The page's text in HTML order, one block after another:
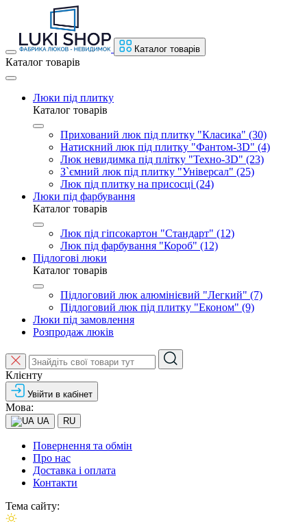
Каталог товарів
Каталог товарів
Люки під плитку
Каталог товарів
Прихований люк під плитку "Класика" (30)
Натискний люк під плитку "Фантом-3D" (4)
Люк невидимка під плітку "Техно-3D" (23)
З`ємний люк під плитку "Універсал" (25)
Люк під плитку на присосці (24)
Люки під фарбування
Каталог товарів
Люк під гіпсокартон "Стандарт" (12)
Люк під фарбування "Короб" (12)
Підлогові люки
Каталог товарів
Підлоговий люк алюмінієвий "Легкий" (7)
Підлоговий люк під плитку "Економ" (9)
Люки під замовлення
Розпродаж люків
Клієнту
Увійти в кабінет
Мова:
UA RU
Повернення та обмін
Про нас
Доставка і оплата
Контакти
Тема сайту: